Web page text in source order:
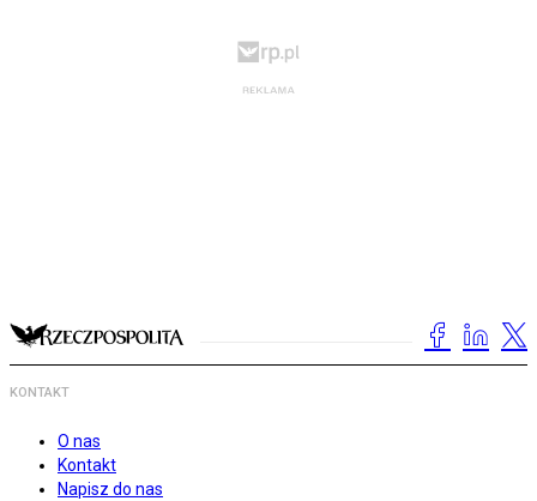
KONTAKT
O nas
Kontakt
Napisz do nas